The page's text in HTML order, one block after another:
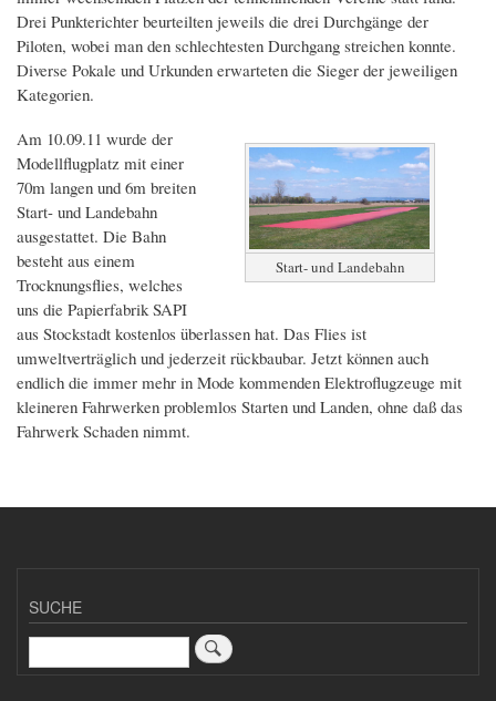
Drei Punkterichter beurteilten jeweils die drei Durchgänge der
Piloten, wobei man den schlechtesten Durchgang streichen konnte.
Diverse Pokale und Urkunden erwarteten die Sieger der jeweiligen
Kategorien.
Start- und Landebahn
Am 10.09.11 wurde der
Modellflugplatz mit einer
70m langen und 6m breiten
Start- und Landebahn
ausgestattet. Die Bahn
besteht aus einem
Trocknungsflies, welches
uns die Papierfabrik SAPI
aus Stockstadt kostenlos überlassen hat. Das Flies ist
umweltverträglich und jederzeit rückbaubar. Jetzt können auch
endlich die immer mehr in Mode kommenden Elektroflugzeuge mit
kleineren Fahrwerken problemlos Starten und Landen, ohne daß das
Fahrwerk Schaden nimmt.
SUCHE
Suche